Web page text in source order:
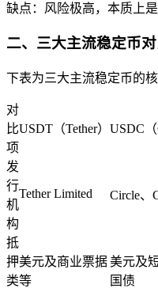
缺点：风险极高，本质上
二、三大主流稳定币
下表为三大主流稳定币的
对
比
项
USDT （Tether） USDC （
发
行
机
构
Tether Limited Circle、
抵
押
类
美元及商业票据
等
美元及
国债